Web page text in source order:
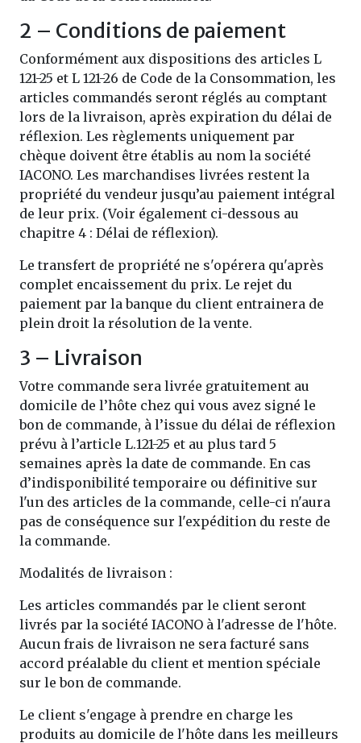
2 – Conditions de paiement
Conformément aux dispositions des articles L
121-25 et L 121-26 de Code de la Consommation, les
articles commandés seront réglés au comptant
lors de la livraison, après expiration du délai de
réflexion. Les règlements uniquement par
chèque doivent être établis au nom la société
IACONO. Les marchandises livrées restent la
propriété du vendeur jusqu’au paiement intégral
de leur prix. (Voir également ci-dessous au
chapitre 4 : Délai de réflexion).
Le transfert de propriété ne s'opérera qu'après
complet encaissement du prix. Le rejet du
paiement par la banque du client entrainera de
plein droit la résolution de la vente.
3 – Livraison
Votre commande sera livrée gratuitement au
domicile de l’hôte chez qui vous avez signé le
bon de commande, à l’issue du délai de réflexion
prévu à l’article L.121-25 et au plus tard 5
semaines après la date de commande. En cas
d’indisponibilité temporaire ou définitive sur
l'un des articles de la commande, celle-ci n'aura
pas de conséquence sur l'expédition du reste de
la commande.
Modalités de livraison :
Les articles commandés par le client seront
livrés par la société IACONO à l'adresse de l'hôte.
Aucun frais de livraison ne sera facturé sans
accord préalable du client et mention spéciale
sur le bon de commande.
Le client s'engage à prendre en charge les
produits au domicile de l'hôte dans les meilleurs